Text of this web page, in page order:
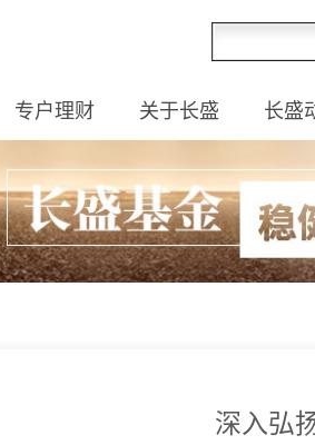
专户理财 关于长盛 长盛
深入弘